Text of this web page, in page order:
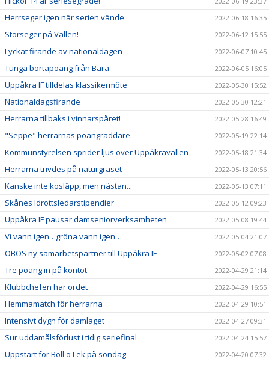
Herrseger igen när serien vände 2022-06-18 16:35
Storseger på Vallen! 2022-06-12 15:55
Lyckat firande av nationaldagen 2022-06-07 10:45
Tunga bortapoäng från Bara 2022-06-05 16:05
Uppåkra IF tilldelas klassikermöte 2022-05-30 15:52
Nationaldagsfirande 2022-05-30 12:21
Herrarna tillbaks i vinnarspåret! 2022-05-28 16:49
"Seppe" herrarnas poängräddare 2022-05-19 22:14
Kommunstyrelsen sprider ljus över Uppåkravallen 2022-05-18 21:34
Herrarna trivdes på naturgräset 2022-05-13 20:56
Kanske inte kosläpp, men nästan... 2022-05-13 07:11
Skånes Idrottsledarstipendier 2022-05-12 09:23
Uppåkra IF pausar damseniorverksamheten 2022-05-08 19:44
Vi vann igen…gröna vann igen… 2022-05-04 21:07
OBOS ny samarbetspartner till Uppåkra IF 2022-05-02 07:08
Tre poäng in på kontot 2022-04-29 21:14
Klubbchefen har ordet 2022-04-29 16:55
Hemmamatch för herrarna 2022-04-29 10:51
Intensivt dygn för damlaget 2022-04-27 09:31
Sur uddamålsförlust i tidig seriefinal 2022-04-24 15:57
Uppstart för Boll o Lek på söndag 2022-04-20 07:32